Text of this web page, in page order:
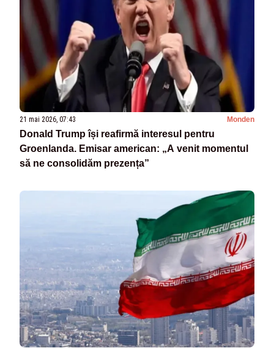
21 mai 2026, 07:43 Monden
Donald Trump își reafirmă interesul pentru
Groenlanda. Emisar american: „A venit momentul
să ne consolidăm prezența”